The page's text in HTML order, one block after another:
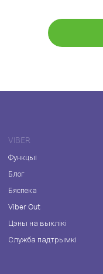
VIBER
Функцыі
Блог
Бяспека
Viber Out
Цэны на выклікі
Служба падтрымкі